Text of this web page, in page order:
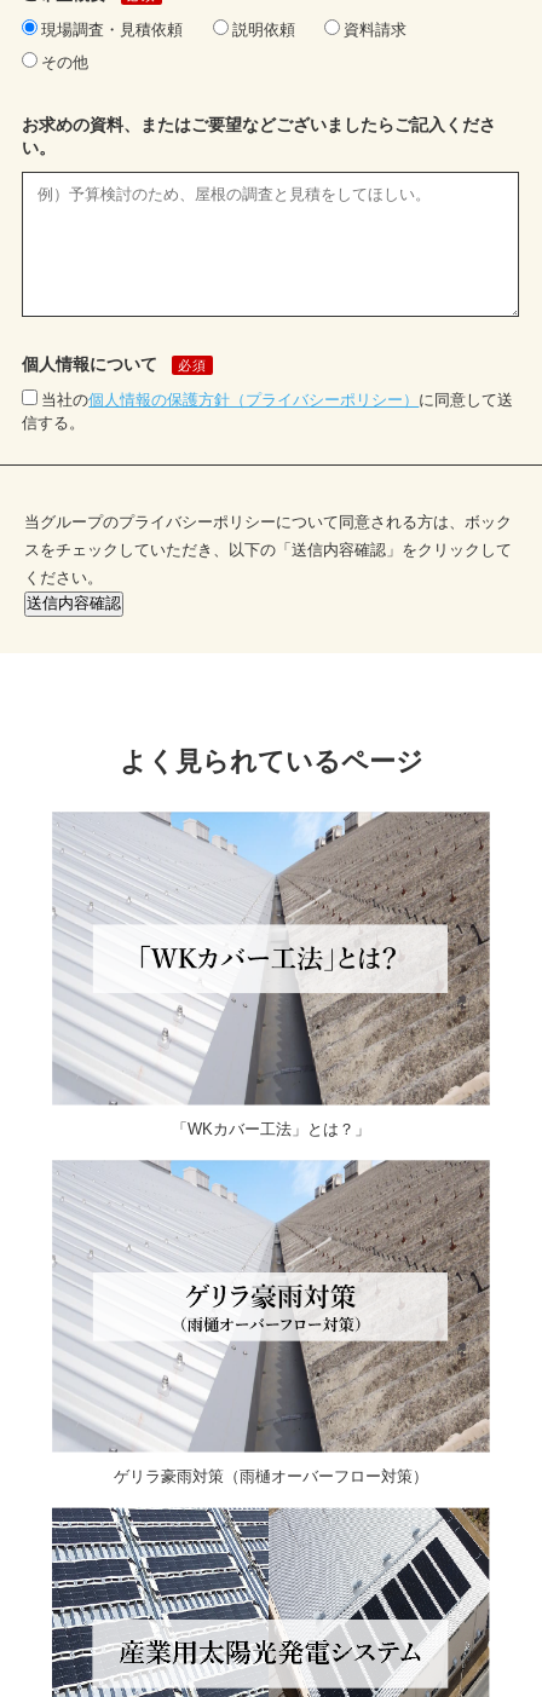
現場調査・見積依頼 説明依頼
資料請求
その他
お求めの資料、またはご要望などございましたらご記入くださ
い。
個人情報について 必須
当社の個人情報の保護方針（プライバシーポリシー） に同意して送
信する。
当グループのプライバシーポリシーについて同意される方は、ボック
スをチェックしていただき、
以下の「送信内容確認」をクリックして
ください。
よく見られているページ
「WKカバー工法」とは？」
ゲリラ豪雨対策（雨樋オーバーフロー対策）